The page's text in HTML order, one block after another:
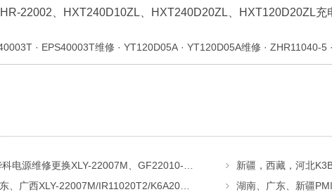
22002、HXT240D10ZL、HXT240D20ZL、HXT120D20ZL充
· EPS40003T维修 · YT120D05A · YT120D05A维修 · ZHR11040-5 ·